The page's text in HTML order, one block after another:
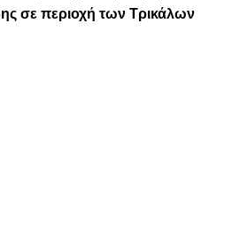
σε περιοχή των Τρικάλων